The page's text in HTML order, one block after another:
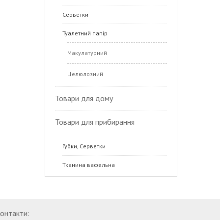
Серветки
Туалетний папір
Макулатурний
Целюлозний
Товари для дому
Товари для прибирання
Губки, Серветки
Тканина вафельна